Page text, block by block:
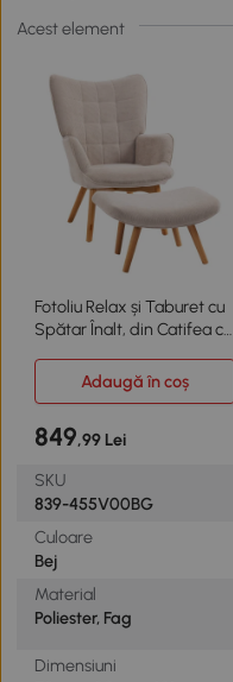
Acest element
Fotoliu Relax și Taburet cu
Spătar Înalt, din Catifea cu
Adaugă în coș
849,99 Lei
SKU
839-455V00BG
Culoare
Bej
Material
Poliester, Fag
Dimensiuni